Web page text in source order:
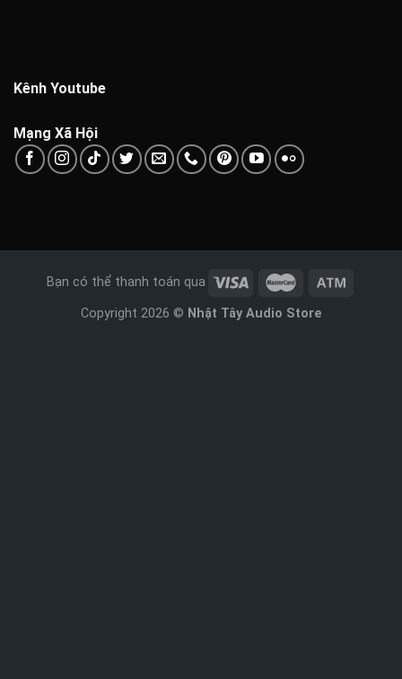
Kênh Youtube
Mạng Xã Hội
Bạn có thể thanh toán qua
Copyright 2026 © Nhật Tây Audio Store